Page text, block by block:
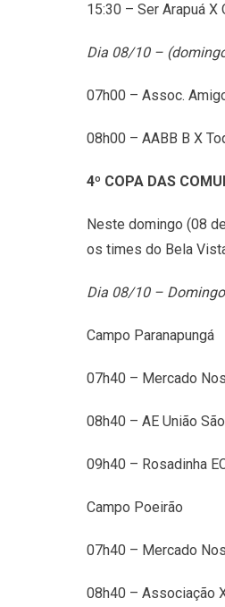
15:30 – Ser Arapuá
Dia 08/10 –
07h00 – Assoc.
08h00 – AABB B X
4º COPA DAS
Neste domingo (08
os times do Bela
Dia 08/10 – Domingo
Campo Paranapungá
07h40 – Mercado
08h40 – AE União
09h40 – Rosadinha
Campo Poeirão
07h40 – Mercado
08h40 – Associação